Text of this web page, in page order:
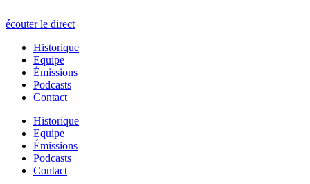
écouter le direct
Historique
Equipe
Émissions
Podcasts
Contact
Historique
Equipe
Émissions
Podcasts
Contact